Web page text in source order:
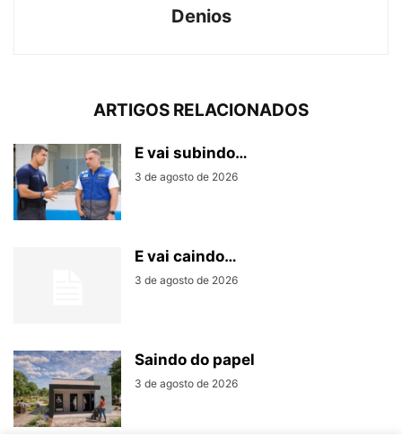
Denios
ARTIGOS RELACIONADOS
E vai subindo…
3 de agosto de 2026
E vai caindo…
3 de agosto de 2026
Saindo do papel
3 de agosto de 2026